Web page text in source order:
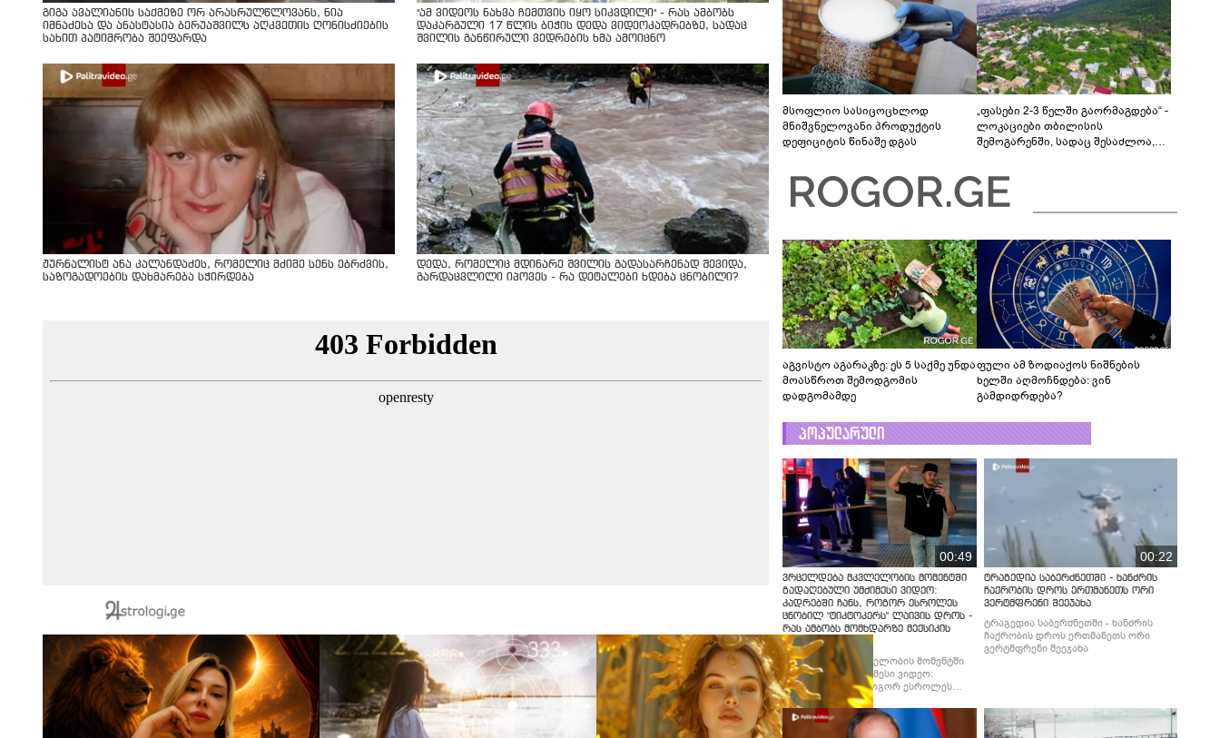
გიგა ავალიანის საქმეზე ორ არასრულწლოვანს, ნია
იმნაძესა და ანასტასია ბერუაშვილს აღკვეთის ღონისძიების
სახით პატიმრობა შეეფარდა
"ამ ვიდეოს ნახვა ჩემთვის იყო სიკვდილი" - რას ამბობს
დაკარგული 17 წლის ბიჭის დედა ვიდეოკადრებზე, სადაც
შვილის განწირული ვედრების ხმა ამოიცნო
ჟურნალისტ ანა კალანდაძეს, რომელიც მძიმე სენს ებრძვის,
საზოგადოების დახმარება სჭირდება
დედა, რომელიც მდინარე შვილის გადასარჩენად შევიდა,
გარდაცვლილი იპოვეს - რა დეტალები ხდება ცნობილი?
მსოფლიო სასიცოცხლოდ
მნიშვნელოვანი პროდუქტის
დეფიციტის წინაშე დგას
„ფასები 2-3 წელში გაორმაგდება“ -
ლოკაციები თბილისის
შემოგარენში, სადაც შესაძლოა,
აგვისტო აგარაკზე: ეს 5 საქმე უნდა
მოასწროთ შემოდგომის
დადგომამდე
ფული ამ ზოდიაქოს ნიშნების
ხელში აღმოჩნდება: ვინ
გამდიდრდება?
პოპულარული
00:49
ვრცელდება მკვლელობის მომენტში
გადაღებული უმძიმესი ვიდეო:
კადრებში ჩანს, როგორ ესროლეს
ცნობილ "ტიკტოკერს" ლაივის დროს -
რას ამბობს მომხდარზე მექსიკის
პოლიცია
ვრცელდება მკვლელობის მომენტში
გადაღებული უმძიმესი ვიდეო:
კადრებში ჩანს, როგორ ესროლეს
ცნობილ "ტიკტოკერს" ლაივის დროს -
რას ამბობს მომხდარზე მექსიკის
პოლიცია
00:22
ტრაგედია საბერძნეთში - ხანძრის
ჩაქრობის დროს ერთმანეთს ორი
ვერტმფრენი შეეჯახა
ტრაგედია საბერძნეთში - ხანძრის
ჩაქრობის დროს ერთმანეთს ორი
ვერტმფრენი შეეჯახა